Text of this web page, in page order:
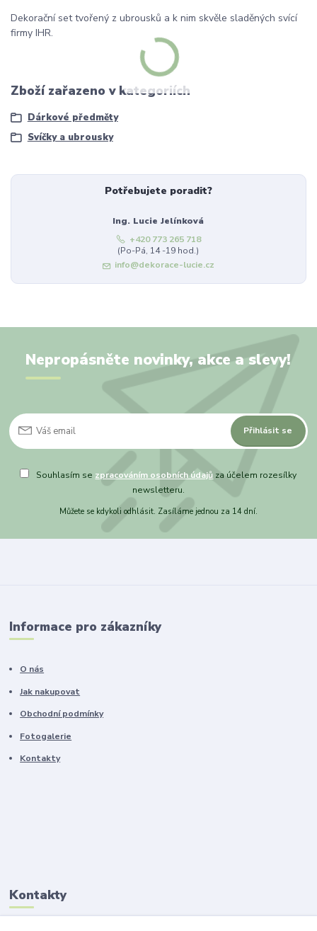
Dekorační set tvořený z ubrousků a k nim skvěle sladěných svící
firmy IHR.
Zboží zařazeno v kategoriích
Dárkové předměty
Svíčky a ubrousky
Potřebujete poradit?
Ing. Lucie Jelínková
+420 773 265 718
(Po-Pá, 14 -19 hod.)
info@dekorace-lucie.cz
Nepropásněte novinky, akce a slevy!
Přihlásit se
Souhlasím se zpracováním osobních údajů za účelem rozesílky
newsletteru.
Můžete se kdykoli odhlásit. Zasíláme jednou za 14 dní.
Informace pro zákazníky
O nás
Jak nakupovat
Obchodní podmínky
Fotogalerie
Kontakty
Kontakty